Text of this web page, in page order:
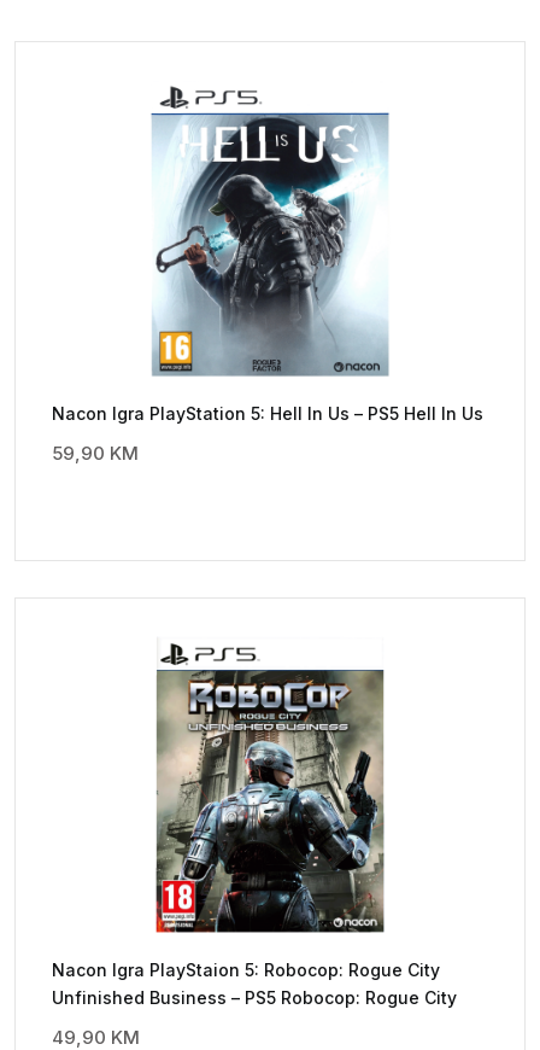
Nacon Igra PlayStation 5: Hell In Us – PS5 Hell In Us
59,90 KM
Nacon Igra PlayStaion 5: Robocop: Rogue City
Unfinished Business – PS5 Robocop: Rogue City
49,90 KM